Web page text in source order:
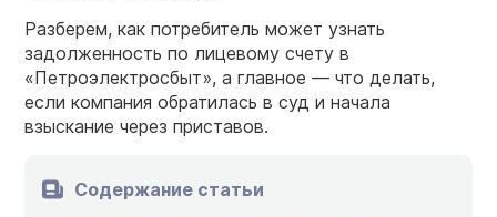
Разберем, как потребитель может узнать
задолженность по лицевому счету в
«Петроэлектросбыт», а главное — что делать,
если компания обратилась в суд и начала
взыскание через приставов.
Содержание статьи